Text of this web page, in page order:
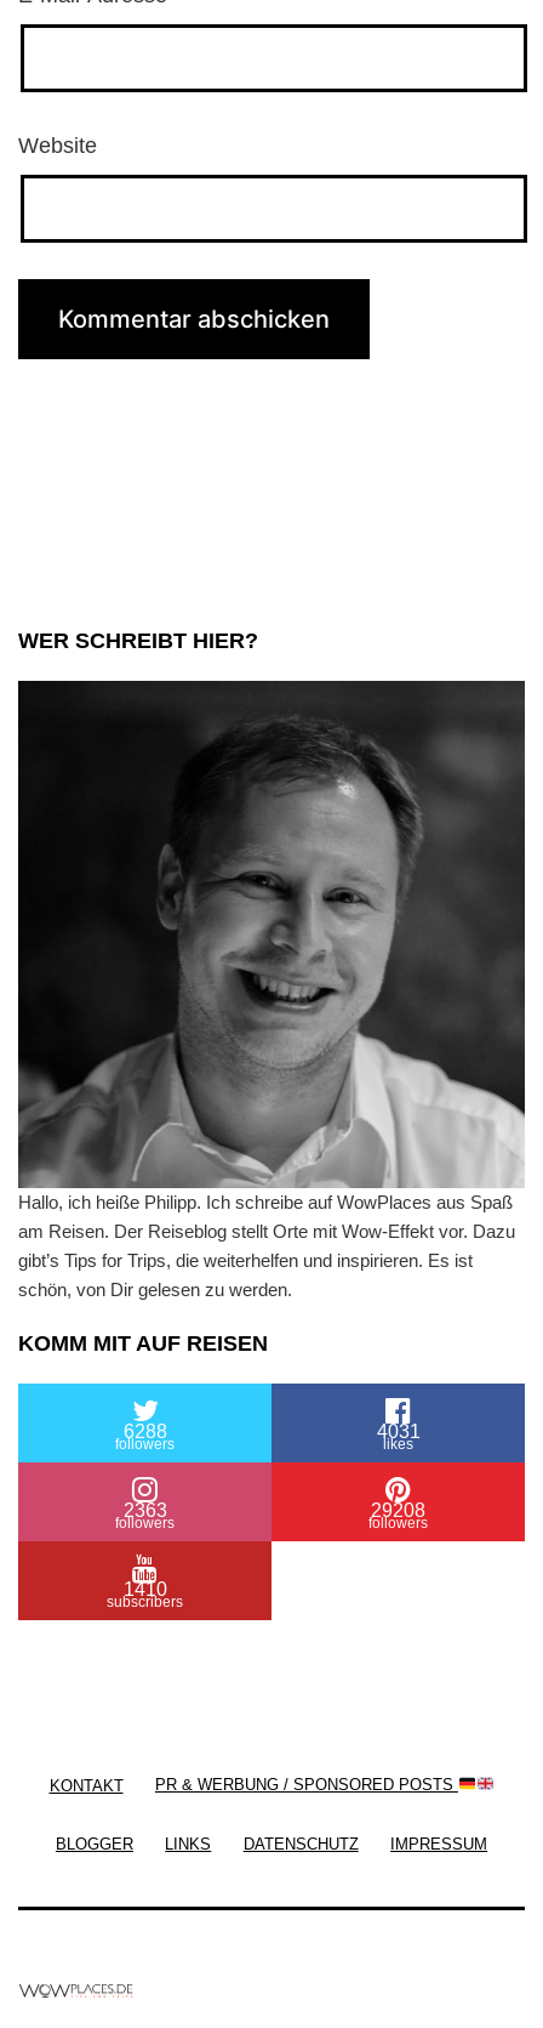
Website
WER SCHREIBT HIER?
Hallo, ich heiße Philipp. Ich schreibe auf WowPlaces aus Spaß
am Reisen. Der Reiseblog stellt Orte mit Wow-Effekt vor. Dazu
gibt’s Tips for Trips, die weiterhelfen und inspirieren. Es ist
schön, von Dir gelesen zu werden.
KOMM MIT AUF REISEN
6288
followers
4031
likes
2363
followers
29208
followers
1410
subscribers
KONTAKT PR & WERBUNG / SPONSORED POSTS
BLOGGER LINKS DATENSCHUTZ IMPRESSUM